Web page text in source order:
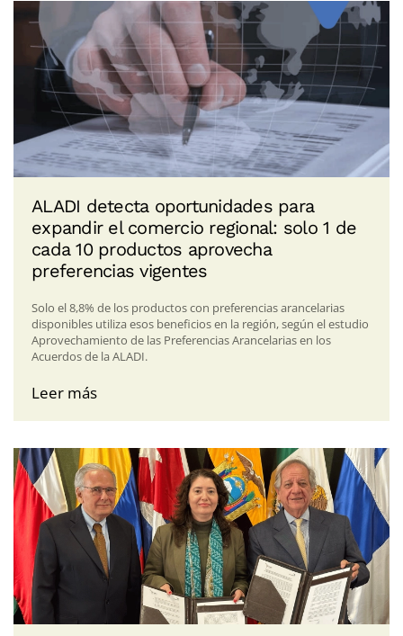
ALADI detecta oportunidades para
expandir el comercio regional: solo 1 de
cada 10 productos aprovecha
preferencias vigentes
Solo el 8,8% de los productos con preferencias arancelarias
disponibles utiliza esos beneficios en la región, según el estudio
Aprovechamiento de las Preferencias Arancelarias en los
Acuerdos de la ALADI.
Leer más